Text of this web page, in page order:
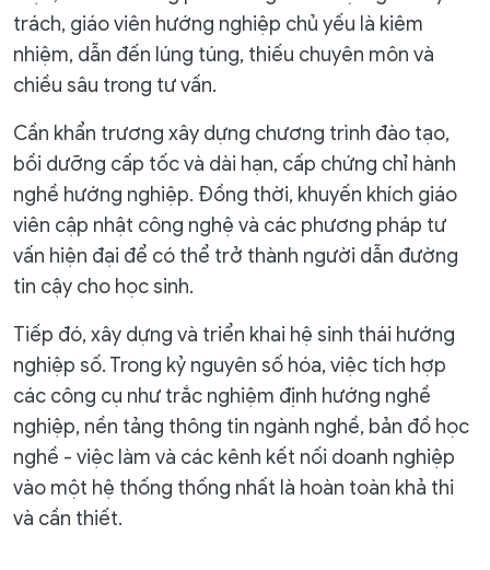
trách, giáo viên hướng nghiệp chủ yếu là kiêm
nhiệm, dẫn đến lúng túng, thiếu chuyên môn và
chiều sâu trong tư vấn.
Cần khẩn trương xây dựng chương trình đào tạo,
bồi dưỡng cấp tốc và dài hạn, cấp chứng chỉ hành
nghề hướng nghiệp. Đồng thời, khuyến khích giáo
viên cập nhật công nghệ và các phương pháp tư
vấn hiện đại để có thể trở thành người dẫn đường
tin cậy cho học sinh.
Tiếp đó, xây dựng và triển khai hệ sinh thái hướng
nghiệp số. Trong kỷ nguyên số hóa, việc tích hợp
các công cụ như trắc nghiệm định hướng nghề
nghiệp, nền tảng thông tin ngành nghề, bản đồ học
nghề - việc làm và các kênh kết nối doanh nghiệp
vào một hệ thống thống nhất là hoàn toàn khả thi
và cần thiết.